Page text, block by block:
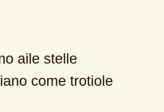
aile stelle
come trotiole